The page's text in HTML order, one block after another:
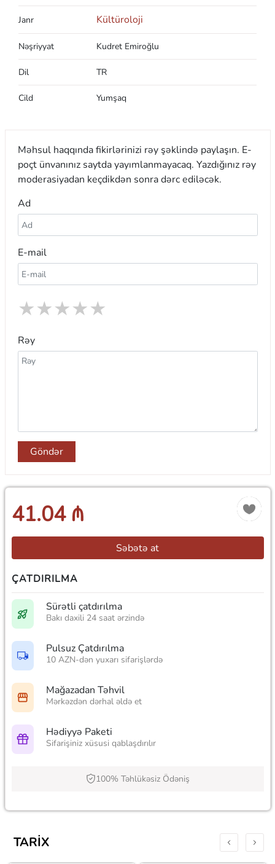
Janr Kültüroloji
Nəşriyyat Kudret Emiroğlu
Dil TR
Cild Yumşaq
Məhsul haqqında fikirlərinizi rəy şəklində paylaşın. E-
poçt ünvanınız saytda yayımlanmayacaq. Yazdığınız rəy
moderasiyadan keçdikdən sonra dərc ediləcək.
Ad
E-mail
★
★
★
★
★
Rəy
Göndər
41.04 ₼
Səbətə at
ÇATDIRILMA
Sürətli çatdırılma
Bakı daxili 24 saat ərzində
Pulsuz Çatdırılma
10 AZN-dən yuxarı sifarişlərdə
Mağazadan Təhvil
Mərkəzdən dərhal əldə et
Hədiyyə Paketi
Sifarişiniz xüsusi qablaşdırılır
100% Təhlükəsiz Ödəniş
TARIX